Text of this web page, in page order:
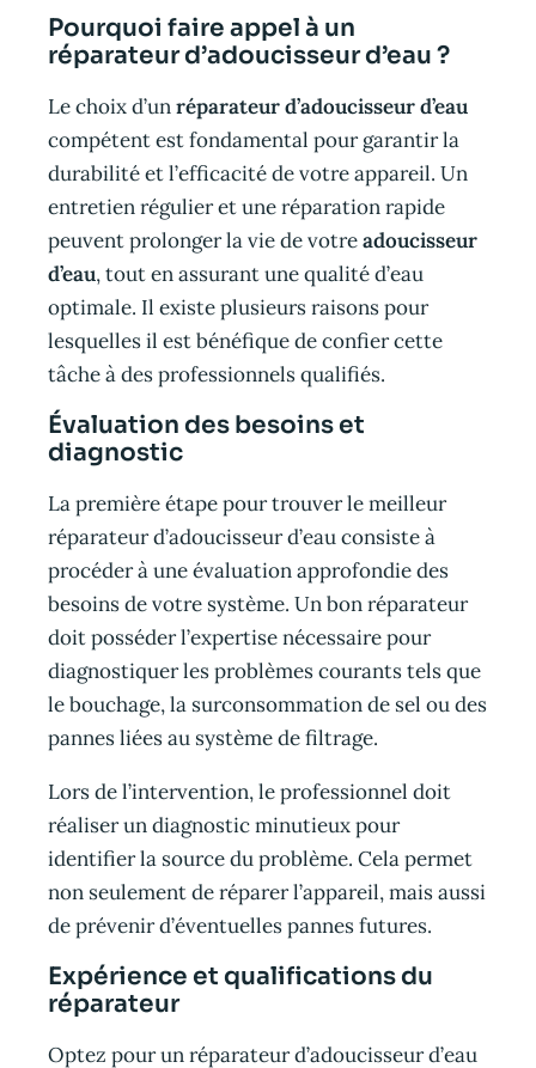
Pourquoi faire appel à un
réparateur d’adoucisseur d’eau ?
Le choix d’unréparateur d’adoucisseur d’eau
compétent est fondamental pour garantir la
durabilité et l’efficacité de votre appareil. Un
entretien régulier et une réparation rapide
peuvent prolonger la vie de votreadoucisseur
d’eau, tout en assurant une qualité d’eau
optimale. Il existe plusieurs raisons pour
lesquelles il est bénéfique de confier cette
tâche à des professionnels qualifiés.
Évaluation des besoins et
diagnostic
La première étape pour trouver le meilleur
réparateur d’adoucisseur d’eau consiste à
procéder à une évaluation approfondie des
besoins de votre système. Un bon réparateur
doit posséder l’expertise nécessaire pour
diagnostiquer les problèmes courants tels que
le bouchage, la surconsommation de sel ou des
pannes liées au système de filtrage.
Lors de l’intervention, le professionnel doit
réaliser un diagnostic minutieux pour
identifier la source du problème. Cela permet
non seulement de réparer l’appareil, mais aussi
de prévenir d’éventuelles pannes futures.
Expérience et qualifications du
réparateur
Optez pour un réparateur d’adoucisseur d’eau